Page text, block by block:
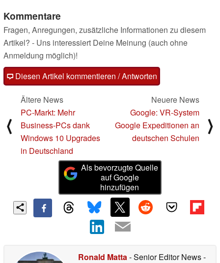
Kommentare
Fragen, Anregungen, zusätzliche Informationen zu diesem
Artikel? - Uns interessiert Deine Meinung (auch ohne
Anmeldung möglich)!
Diesen Artikel kommentieren / Antworten
⟨
Ältere News
PC-Markt: Mehr
Business-PCs dank
Windows 10 Upgrades
in Deutschland
Neuere News
Google: VR-System
Google Expeditionen an
deutschen Schulen
⟩
Als bevorzugte Quelle
auf Google
hinzufügen
Ronald Matta- Senior Editor News-